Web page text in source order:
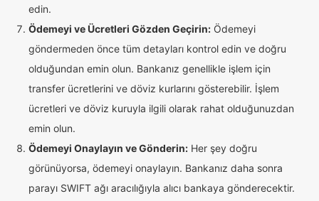
edin.
Ödemeyi ve Ücretleri Gözden Geçirin: Ödemeyi
göndermeden önce tüm detayları kontrol edin ve doğru
olduğundan emin olun. Bankanız genellikle işlem için
transfer ücretlerini ve döviz kurlarını gösterebilir. İşlem
ücretleri ve döviz kuruyla ilgili olarak rahat olduğunuzdan
emin olun.
Ödemeyi Onaylayın ve Gönderin: Her şey doğru
görünüyorsa, ödemeyi onaylayın. Bankanız daha sonra
parayı SWIFT ağı aracılığıyla alıcı bankaya gönderecektir.